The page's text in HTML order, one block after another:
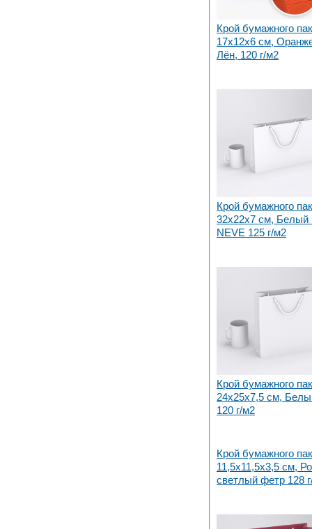
Крой бумажного
17х12x6 см,
Лён, 120 г/м2
Крой бумажного
32х22x7 см, Белый
NEVE 125 г/м2
Крой бумажного
24х25x7,5 см,
120 г/м2
Крой бумажного
11,5х11,5х3,5 см,
светлый фетр 128